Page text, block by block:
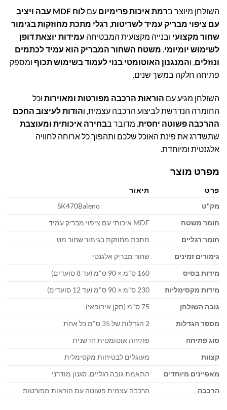
השולחן מיוצר ברמת איכות פרימיום עם
לוח MDF עבה ויציב
עם ציפוי מבריק עמיד לשריטות, רגלי מתכת מחוזקות בגימור
שחור מקצועי ובנייה מקצועית המבטיחה עמידות יוצאת דופן
לשימוש יומיומי. משטח השחור המבריק הוא עמיד לכתמים
ונוזלים, והמנגנון האוטומטי בנוי לעמוד בשימוש תכוף ומספק
פתיחה חלקה במשך שנים.
השולחן מגיע עם הוראות הרכבה מפורטות ומאוירות וכל
החומרה הנדרשת לביצוע הרכבה עצמית, והודות לעיצוב החכם
ההרכבה פשוטה יחסית . מדובר בבחירה איכותית ומעוצבת
שתשדרג את פינת האוכל שלכם ותהפוך כל ארוחה לחוויה
אלגנטית ומיוחדת.
מפרט מוצר
פרט
תיאור
מק"ט
SK470Baleno
חומר משטח
MDF איכותי עם ציפוי מבריק עמיד
חומר רגליים
מתכת מחוזקת בגימור שחור מט
גימורים זמינים
שחור מבריק אלגנטי
מידות בסיס
160 ס"מ × 90 ס"מ (עד 8 סועדים)
מידות מקסימליות
230 ס"מ × 90 ס"מ (עד 12 סועדים)
גובה השולחן
75 ס"מ (תקן אירופאי)
מספר הגדלות
2 הגדלות של 35 ס"מ כל אחת
סוג פתיחה
פתיחה אוטומטית חדשנית
קצוות
מעוגלים לבטיחות מקסימלית
מאפיינים מיוחדים
התאמת גובה רגליים, סגנון מודרני
הרכבה
הרכבה עצמית פשוטה עם הוראות מפורטות